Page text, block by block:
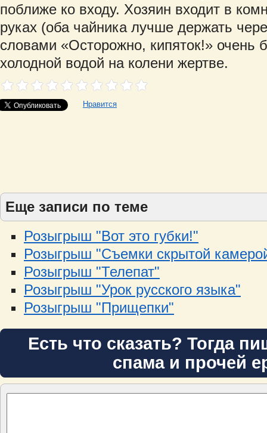
поближе ко входу. Хозяин входит в
руках (оба чайника лучше держать
словами «Осторожно, кипяток!» очень
холодной водой на колени жертве.
Нравится
Еще записи по теме
Розыгрыш "Вот это губки!"
Розыгрыш "Съемки скрытой
Розыгрыш "Телепат"
Розыгрыш "Урок русского языка"
Розыгрыш "Прищепки"
Есть что сказать? Тогда
спама и прочей